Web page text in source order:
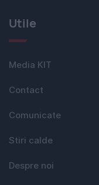
Utile
Media KIT
Contact
Comunicate
Stiri calde
Despre noi